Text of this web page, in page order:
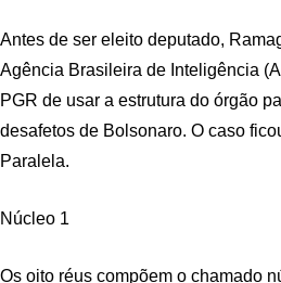
Antes de ser eleito deputado,
Agência Brasileira de Inteligência
PGR de usar a estrutura do órgão
desafetos de Bolsonaro. O caso
Paralela.
Núcleo 1
Os oito réus compõem o chamado